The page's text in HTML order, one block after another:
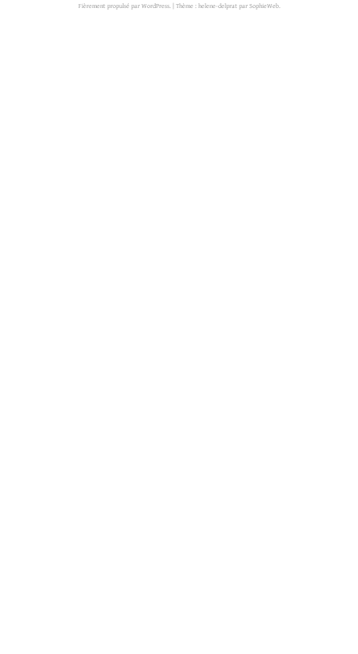
Fièrement propulsé par WordPress. Thème : helene-delprat par SophieWeb.